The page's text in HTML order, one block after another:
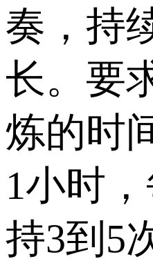
奏，持
长。要
炼的时
1小时
持3到5